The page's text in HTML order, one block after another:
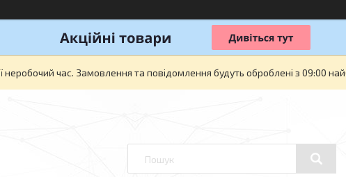
неробочий час. Замовлення та повідомлення будуть оброблені з 09:00